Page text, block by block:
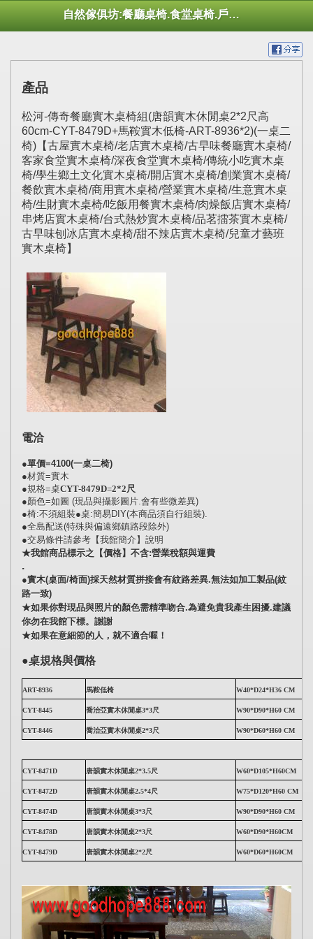
自然傢俱坊:餐廳桌椅.食堂桌椅.戶外桌椅.休閒桌椅.幼托桌椅.庭院市集陽傘
產品
松河-傳奇餐廳實木桌椅組(唐韻實木休閒桌2*2尺高
60cm-CYT-8479D+馬鞍實木低椅-ART-8936*2)(一桌二
椅)【古屋實木桌椅/老店實木桌椅/古早味餐廳實木桌椅/
客家食堂實木桌椅/深夜食堂實木桌椅/傳統小吃實木桌
椅/學生鄉土文化實木桌椅/開店實木桌椅/創業實木桌椅/
餐飲實木桌椅/商用實木桌椅/營業實木桌椅/生意實木桌
椅/生財實木桌椅/吃飯用餐實木桌椅/肉燥飯店實木桌椅/
串烤店實木桌椅/台式熱炒實木桌椅/品茗擂茶實木桌椅/
古早味刨冰店實木桌椅/甜不辣店實木桌椅/兒童才藝班
實木桌椅】
電洽
●單價=4100(一桌二椅)
●材質=實木
●規格=桌CYT-8479D=2*2尺
●顏色=如圖 (現品與攝影圖片.會有些微差異)
●椅:不須組裝●桌:簡易DIY(本商品須自行組裝).
●全島配送(特殊與偏遠鄉鎮路段除外)
●交易條件請參考【我館簡介】說明
★我館商品標示之【價格】不含:營業稅額與運費
.
●實木(桌面/椅面)採天然材質拼接會有紋路差異.無法如加工製品(紋
路一致)
★如果你對現品與照片的顏色需精準吻合.為避免貴我產生困擾.建議
你勿在我館下標。謝謝
★如果在意細節的人，就不適合喔！
●桌規格與價格
ART-8936 馬鞍低椅 W40*D24*H36 CM
CYT-8445 喬治亞實木休閒桌3*3尺 W90*D90*H60 CM
CYT-8446 喬治亞實木休閒桌2*3尺 W90*D60*H60 CM
CYT-8471D 唐韻實木休閒桌2*3.5尺 W60*D105*H60CM
CYT-8472D 唐韻實木休閒桌2.5*4尺 W75*D120*H60 CM
CYT-8474D 唐韻實木休閒桌3*3尺 W90*D90*H60 CM
CYT-8478D 唐韻實木休閒桌2*3尺 W60*D90*H60CM
CYT-8479D 唐韻實木休閒桌2*2尺 W60*D60*H60CM